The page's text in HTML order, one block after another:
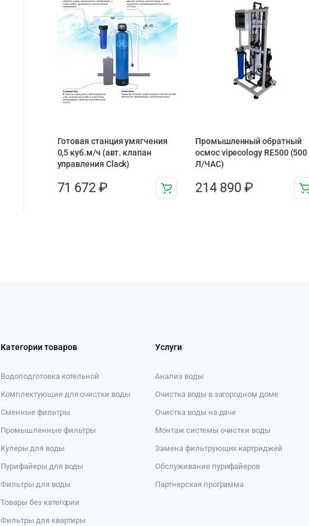
Готовая станция умягчения
0,5 куб.м/ч (авт. клапан
управления Clack)
71 672₽
Промышленный обратный
осмос vipecology RE500 (500
Л/ЧАС)
214 890 ₽
Категории товаров
Водоподготовка котельной
Комплектующие для очистки воды
Сменные фильтры
Промышленные фильтры
Кулеры для воды
Пурифайеры для воды
Фильтры для воды
Товары без категории
Фильтры для квартиры
Услуги
Анализ воды
Очистка воды в загородном доме
Очистка воды на даче
Монтаж системы очистки воды
Замена фильтрующих картриджей
Обслуживание пурифайеров
Партнерская программа